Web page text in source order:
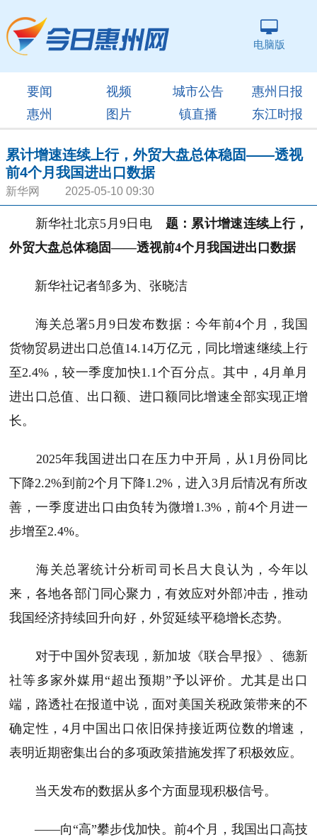
电脑版
要闻 视频 城市公告
惠州日报
惠州
图片 镇直播 东江时报
累计增速连续上行，外贸大盘总体稳固——透视
前4个月我国进出口数据
新华网 2025-05-10 09:30
新华社北京5月9日电 题：累计增速连续上行，
外贸大盘总体稳固——透视前4个月我国进出口数据
新华社记者邹多为、张晓洁
海关总署5月9日发布数据：今年前4个月，我国
货物贸易进出口总值14.14万亿元，同比增速继续上行
至2.4%，较一季度加快1.1个百分点。其中，4月单月
进出口总值、出口额、进口额同比增速全部实现正增
长。
2025年我国进出口在压力中开局，从1月份同比
下降2.2%到前2个月下降1.2%，进入3月后情况有所改
善，一季度进出口由负转为微增1.3%，前4个月进一
步增至2.4%。
海关总署统计分析司司长吕大良认为，今年以
来，各地各部门同心聚力，有效应对外部冲击，推动
我国经济持续回升向好，外贸延续平稳增长态势。
对于中国外贸表现，新加坡《联合早报》、德新
社等多家外媒用“超出预期”予以评价。尤其是出口
端，路透社在报道中说，面对美国关税政策带来的不
确定性，4月中国出口依旧保持接近两位数的增速，
表明近期密集出台的多项政策措施发挥了积极效应。
当天发布的数据从多个方面显现积极信号。
——向“高”攀步伐加快。前4个月，我国出口高技